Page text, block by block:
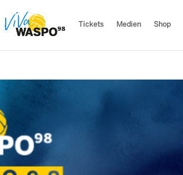
Tickets Medien Shop